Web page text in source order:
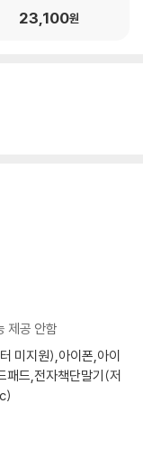
비정전
23,100원
제공 안함
미지원),아이폰,아이
패드,전자책단말기(저